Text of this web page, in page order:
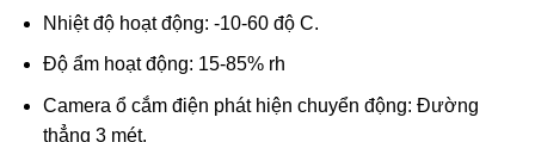
Nhiệt độ hoạt động: -10-60 độ C.
Độ ẩm hoạt động: 15-85% rh
Camera ổ cắm điện phát hiện chuyển động: Đường
thẳng 3 mét.